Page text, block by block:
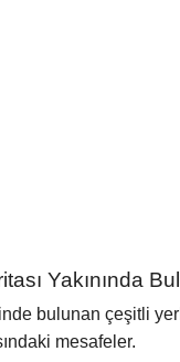
Yakınında
bulunan çeşitli
mesafeler.